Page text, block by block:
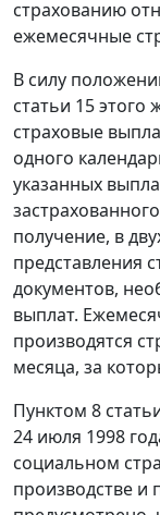
страхованию
ежемесячные
В силу
статьи 15этого
страховые
одного
указанных
получение, в
представления
документов,
выплат.
производятся
месяца, за
Пунктом 8
24 июля 1998
социальном
производстве и